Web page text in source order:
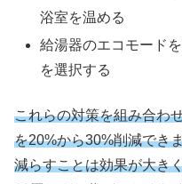
浴室を温める
給湯器のエコモード
を選択する
これらの対策を組み合わ
を20%から30%削減でき
減らすことは効果が大き